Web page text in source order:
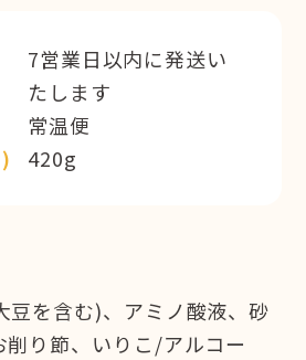
7営業日以内に発送い
たします
常温便
420g
豆を含む)、アミノ酸液、砂
り節、いりこ/アルコー